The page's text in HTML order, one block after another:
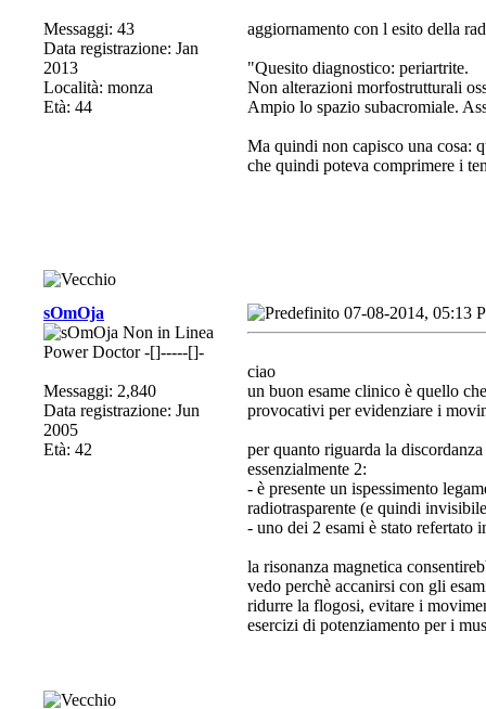
Messaggi: 43
Data registrazione: Jan
2013
Località: monza
Età: 44
aggiornamento con l esito della
"Quesito diagnostico: periartrite.
Non alterazioni morfostrutturali
Ampio lo spazio subacromiale.
Ma quindi non capisco una cosa:
che quindi poteva comprimere i
sOmOja
Power Doctor -[]-----[]-
Messaggi: 2,840
Data registrazione: Jun
2005
Età: 42
07-08-2014, 05:13
ciao
un buon esame clinico è quello
provocativi per evidenziare i
per quanto riguarda la
essenzialmente 2:
- è presente un ispessimento
radiotrasparente (e quindi
- uno dei 2 esami è stato refertato
la risonanza magnetica
vedo perchè accanirsi con gli
ridurre la flogosi, evitare i
esercizi di potenziamento per i